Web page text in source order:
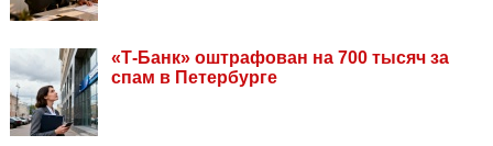
«Т-Банк» оштрафован на 700 тысяч за
спам в Петербурге